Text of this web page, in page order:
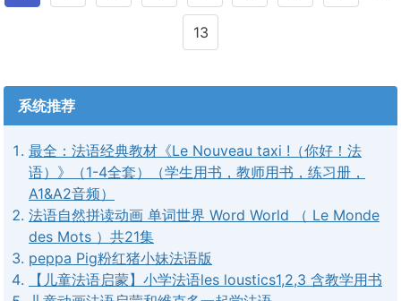
13
系统推荐
最全：法语经典教材《Le Nouveau taxi !（你好！法
语）》（1-4全套）（学生用书，教师用书，练习册，
A1&A2音频）
法语自然拼读动画 单词世界 Word World （ Le Monde
des Mots ）共21集
peppa Pig粉红猪小妹法语版
【儿童法语启蒙】小学法语les loustics1,2,3 含教学用书